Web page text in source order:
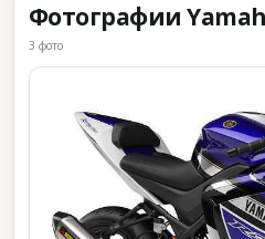
Фотографии
3 фото